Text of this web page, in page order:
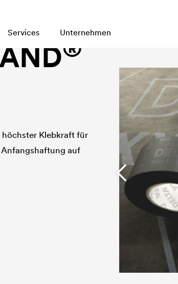
Services Unternehmen
®
Klebkraft für
auf